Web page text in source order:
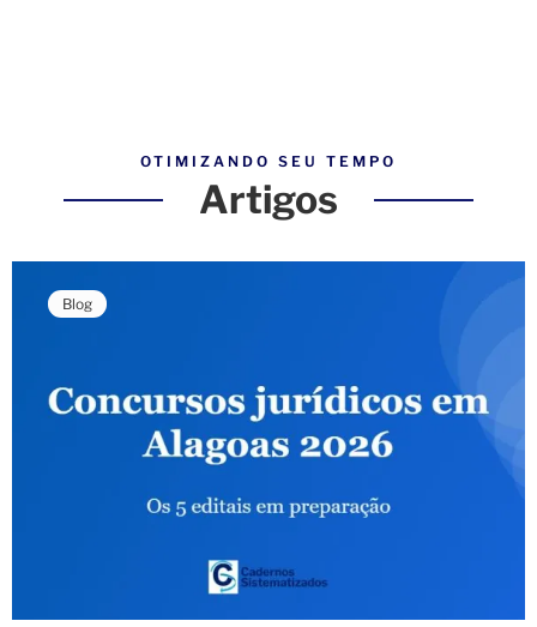
OTIMIZANDO SEU TEMPO
Artigos
Blog